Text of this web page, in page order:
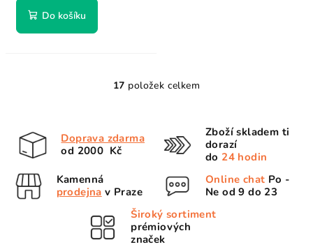
Do košíku
O
p
r
17 položek celkem
Doprava zdarma
od 2000 Kč
Zboží skladem ti
dorazí
do 24 hodin
Kamenná
prodejna v Praze
Online chat Po -
Ne od 9 do 23
Široký sortiment
prémiových
značek